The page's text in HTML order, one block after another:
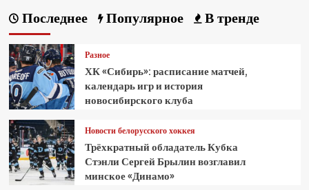
Последнее Популярное В тренде
Разное
ХК «Сибирь»: расписание матчей,
календарь игр и история
новосибирского клуба
Новости белорусского хоккея
Трёхкратный обладатель Кубка
Стэнли Сергей Брылин возглавил
минское «Динамо»